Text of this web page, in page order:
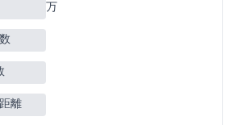
116万m2
離